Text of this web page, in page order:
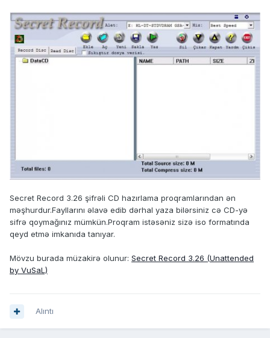
Secret Record 3.26 şifrəli CD hazırlama proqramlarından ən
məşhurdur.Fayllarını əlavə edib dərhal yaza bilərsiniz cə CD-yə
sifrə qoymağınız mümkün.Proqram istəsəniz sizə iso formatında
qeyd etmə imkanıda tanıyar.
Mövzu burada müzakirə olunur: Secret Record 3.26 (Unattended
by VuSaL)
Alıntı